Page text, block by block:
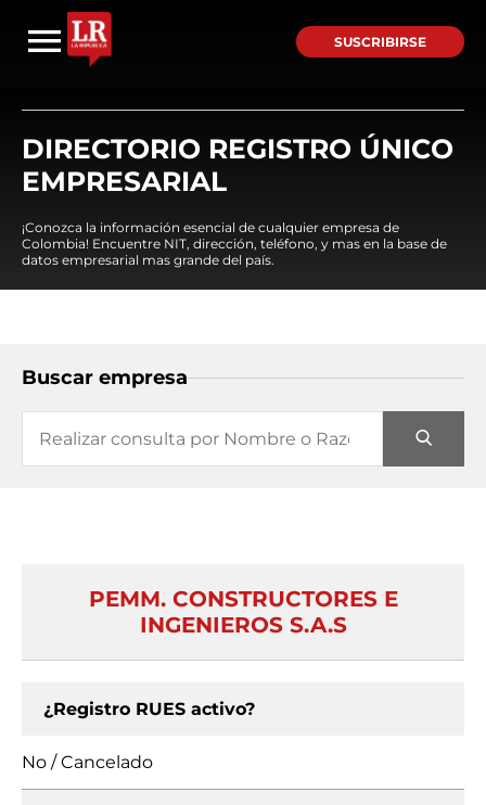
SUSCRIBIRSE
DIRECTORIO REGISTRO ÚNICO
EMPRESARIAL
¡Conozca la información esencial de cualquier empresa de
Colombia! Encuentre NIT, dirección, teléfono, y mas en la base de
datos empresarial mas grande del país.
Buscar empresa
PEMM. CONSTRUCTORES E
INGENIEROS S.A.S
¿Registro RUES activo?
No / Cancelado